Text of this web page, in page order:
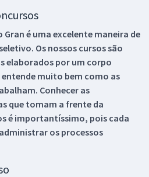
é uma excelente maneira de
Os nossos cursos são
elaborados por um corpo
muito bem como as
Conhecer as
que tomam a frente da
é importantíssimo, pois cada
os processos